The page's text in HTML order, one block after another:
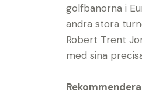
golfbanorna i
andra stora
Robert Trent
med sina